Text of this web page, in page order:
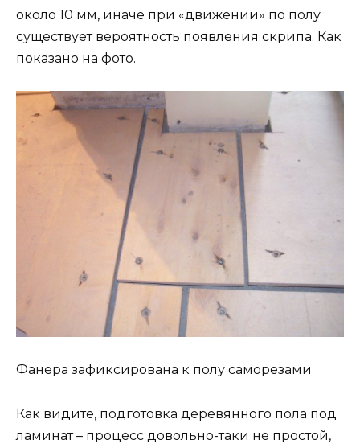
около 10 мм, иначе при «движении» по полу
существует вероятность появления скрипа. Как
показано на фото.
Фанера зафиксирована к полу саморезами
Как видите, подготовка деревянного пола под
ламинат – процесс довольно-таки не простой,